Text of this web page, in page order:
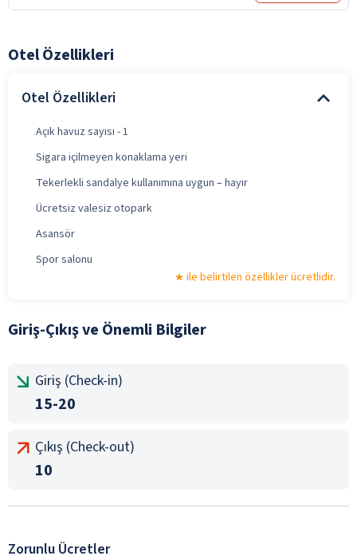
Otel Özellikleri
Otel Özellikleri
Açık havuz sayısı - 1
Sigara içilmeyen konaklama yeri
Tekerlekli sandalye kullanımına uygun – hayır
Ücretsiz valesiz otopark
Asansör
Spor salonu
ile belirtilen özellikler ücretlidir.
Giriş-Çıkış ve Önemli Bilgiler
Giriş (Check-in)
15-20
Çıkış (Check-out)
10
Zorunlu Ücretler